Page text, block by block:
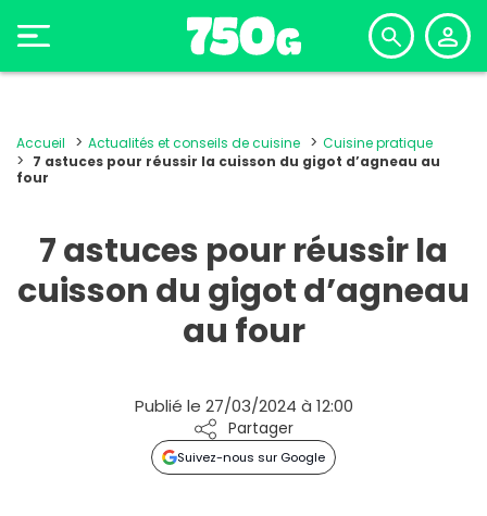
Accueil Actualités et conseils de cuisine
Cuisine pratique
7 astuces pour réussir la cuisson du gigot d’agneau au
four
7 astuces pour réussir la
cuisson du gigot d’agneau
au four
Publié le 27/03/2024 à 12:00
Partager
Suivez-nous sur Google